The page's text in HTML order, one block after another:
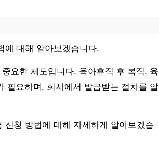
에 대해 알아보겠습니다.
요한 제도입니다. 육아휴직 후 복직, 육
필요하며, 회사에서 발급받는 절차를 알
청 방법에 대해 자세하게 알아보겠습